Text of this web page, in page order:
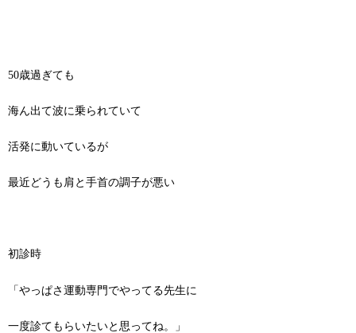
50歳過ぎても
海ん出て波に乗られていて
活発に動いているが
最近どうも肩と手首の調子が悪い
初診時
「やっぱさ運動専門でやってる先生に
一度診てもらいたいと思ってね。」